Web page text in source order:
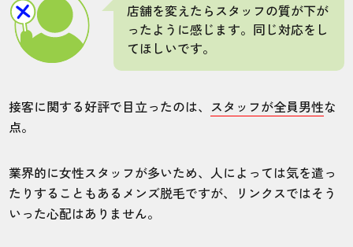
脱毛は痛いので長年やっていませんでし
た。彼女に嫌がられたのがショックで始め
ましたが、リンクスの脱毛機は本当に痛み
施術
5
接客
5
雰囲気 料金 予約
店舗を変えたらスタッフの質が下が
ったように感じます。同じ対応をし
てほしいです。
接客に関する好評で目立ったのは、 スタッフが全員男性な
点。
業界的に女性スタッフが多いため、人によっては気を遣っ
たりすることもあるメンズ脱毛ですが、リンクスではそう
いった心配はありません。